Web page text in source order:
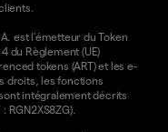
est l'émetteur du Token
du Règlement (UE)
tokens (ART) et les e-
droits, les fonctions
intégralement décrits
RGN2XS8ZG).